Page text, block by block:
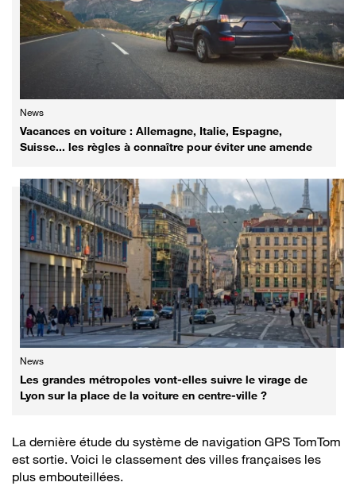
News
Vacances en voiture : Allemagne, Italie, Espagne,
Suisse... les règles à connaître pour éviter une amende
News
Les grandes métropoles vont-elles suivre le virage de
Lyon sur la place de la voiture en centre-ville ?
La dernière étude du système de navigation GPS TomTom
est sortie. Voici le classement des villes françaises les
plus embouteillées.